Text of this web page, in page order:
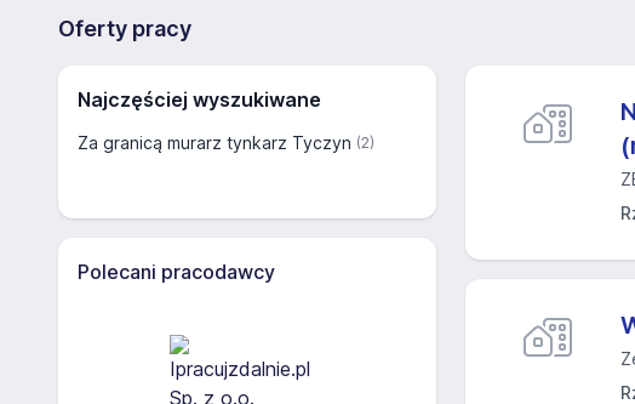
Oferty pracy
Najczęściej wyszukiwane
Za granicą murarz tynkarz Tyczyn (2)
Polecani pracodawcy